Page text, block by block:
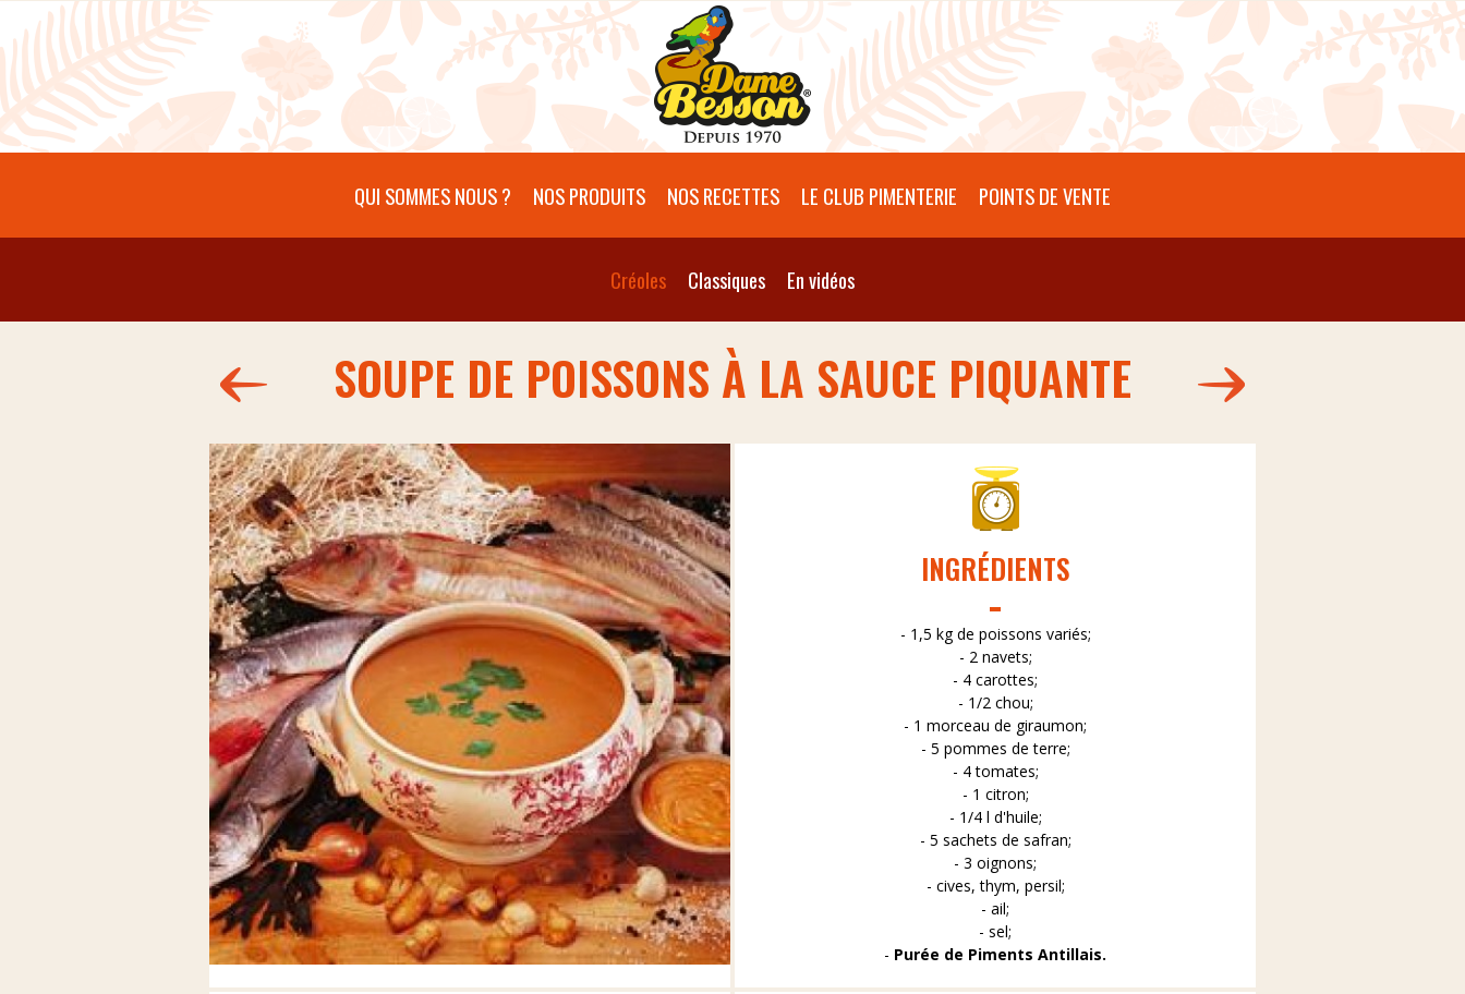
Aller au contenu principal
QUI SOMMES NOUS ? NOS PRODUITS NOS RECETTES LE CLUB PIMENTERIE POINTS DE VENTE
Créoles Classiques En vidéos
SOUPE DE POISSONS À LA SAUCE PIQUANTE
INGRÉDIENTS
- 1,5 kg de poissons variés;
- 2 navets;
- 4 carottes;
- 1/2 chou;
- 1 morceau de giraumon;
- 5 pommes de terre;
- 4 tomates;
- 1 citron;
- 1/4 l d'huile;
- 5 sachets de safran;
- 3 oignons;
- cives, thym, persil;
- ail;
- sel;
- Purée de Piments Antillais.